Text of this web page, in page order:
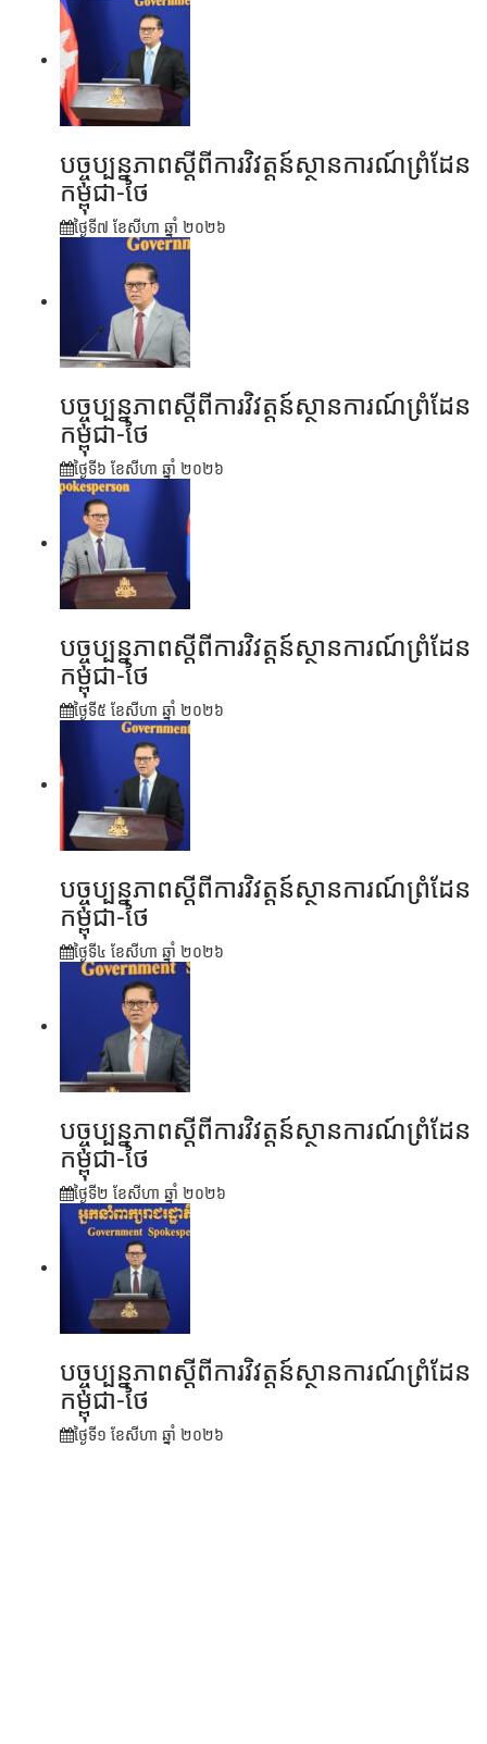
បច្ចុប្បន្នភាពស្ដីពីការវិវត្តន៍ស្ថានការណ៍ព្រំដែន
កម្ពុជា-ថៃ
ថ្ងៃទី៧ ខែ​សីហា ឆ្នាំ ២០២៦
បច្ចុប្បន្នភាពស្ដីពីការវិវត្តន៍ស្ថានការណ៍ព្រំដែន
កម្ពុជា-ថៃ
ថ្ងៃទី៦ ខែ​សីហា ឆ្នាំ ២០២៦
បច្ចុប្បន្នភាពស្ដីពីការវិវត្តន៍ស្ថានការណ៍ព្រំដែន
កម្ពុជា-ថៃ
ថ្ងៃទី៥ ខែ​សីហា ឆ្នាំ ២០២៦
បច្ចុប្បន្នភាពស្ដីពីការវិវត្តន៍ស្ថានការណ៍ព្រំដែន
កម្ពុជា-ថៃ
ថ្ងៃទី៤ ខែ​សីហា ឆ្នាំ ២០២៦
បច្ចុប្បន្នភាពស្ដីពីការវិវត្តន៍ស្ថានការណ៍ព្រំដែន
កម្ពុជា-ថៃ
ថ្ងៃទី២ ខែ​សីហា ឆ្នាំ ២០២៦
បច្ចុប្បន្នភាពស្ដីពីការវិវត្តន៍ស្ថានការណ៍ព្រំដែន
កម្ពុជា-ថៃ
ថ្ងៃទី១ ខែ​សីហា ឆ្នាំ ២០២៦